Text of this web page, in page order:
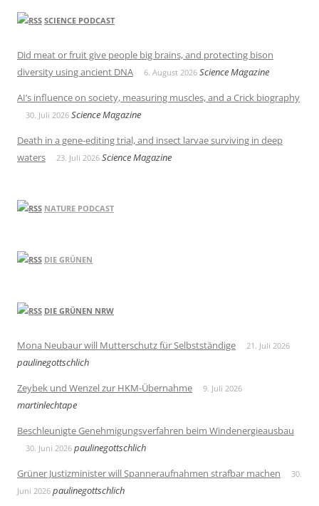
SCIENCE PODCAST
Did meat or fruit give people big brains, and protecting bison
diversity using ancient DNA
6. August 2026 Science Magazine
AI’s influence on society, measuring muscles, and a Crick biography
30. Juli 2026 Science Magazine
Death in a gene-editing trial, and insect larvae surviving in deep
waters
23. Juli 2026 Science Magazine
NATURE PODCAST
DIE GRÜNEN
DIE GRÜNEN NRW
Mona Neubaur will Mutterschutz für Selbstständige 21. Juli 2026
paulinegottschlich
Zeybek und Wenzel zur HKM-Übernahme
9. Juli 2026
martinlechtape
Beschleunigte Genehmigungsverfahren beim Windenergieausbau
30. Juni 2026 paulinegottschlich
Grüner Justizminister will Spanneraufnahmen strafbar machen
30.
Juni 2026 paulinegottschlich